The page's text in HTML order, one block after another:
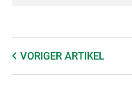
VORIGER ARTIKEL